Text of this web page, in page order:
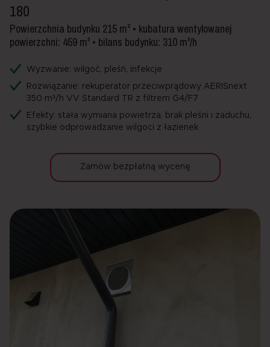
180
Powierzchnia budynku 215 m² • kubatura wentylowanej
powierzchni: 459 m³ • bilans budynku: 310 m³/h
Wyzwanie: wilgoć, pleśń, infekcje
Rozwiązanie: rekuperator przeciwprądowy AERISnext
350 m³/h VV Standard TR z filtrem G4/F7
Efekty: stała wymiana powietrza, brak pleśni i zaduchu,
szybkie odprowadzanie wilgoci z łazienek
Zamów bezpłatną wycenę